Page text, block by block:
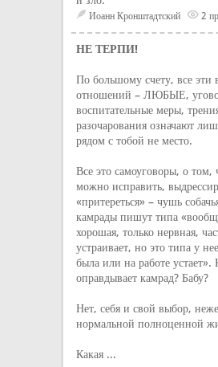
Иоанн Кронштадтский 2
НЕ ТЕРПИ!
По большому счету, все эти
отношений – ЛЮБЫЕ,
воспитательные меры,
разочарования означают
рядом с тобой не место.
Все это самоуговоры, о том,
можно исправить,
«притереться» – чушь
камрады пишут типа
хорошая, только нервная,
устраивает, но это типа у
была или на работе устает».
оправдывает камрад? Бабу?
Нет, себя и свой выбор,
нормальной полноценной
Какая ...